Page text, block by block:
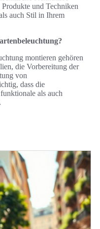
und Techniken
auch Stil in Ihrem
montieren gehören
die Vorbereitung der
von
dass die
als auch